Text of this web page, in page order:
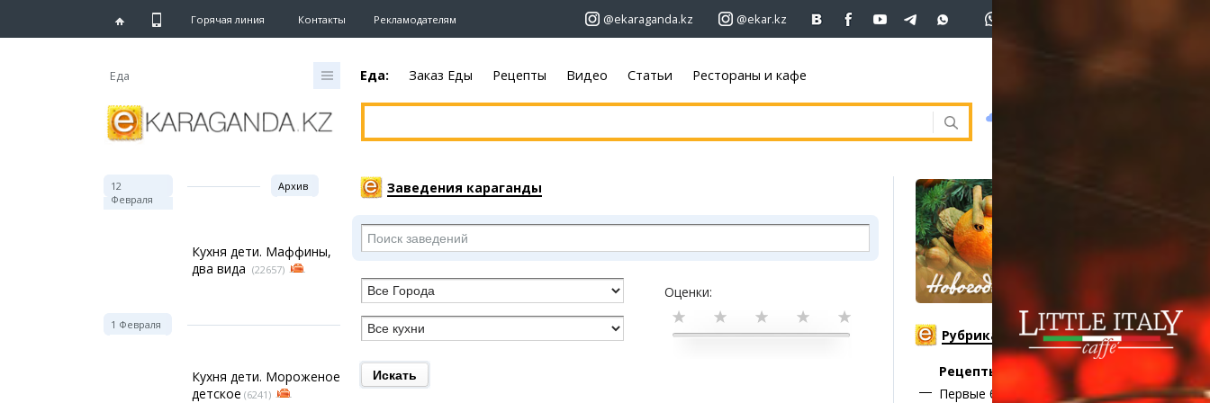
Горячая линия Контакты Рекламодателям @ekaraganda.kz @ekar.kz
Еда
Новости
Хроника
eTV
Персоны
Интервью
Музыка
Спорт
Цирк и зоопарк
Работа
Услуги
Лента блогера
Еда: Заказ Еды Рецепты Видео Статьи Рестораны и кафе
USD
12
Февраля
Архив
Кухня дети. Маффины,
два вида (22657)
1 Февраля
Кухня дети. Мороженое
детское (6241)
Заведения караганды
Оценки:
Рубрикатор
Рецепты:
Первые блюда